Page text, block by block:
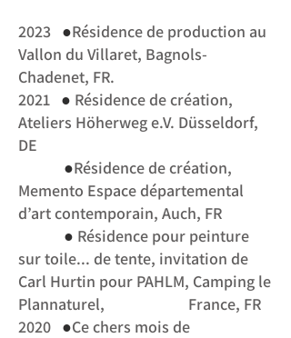
2023 ●Résidence de production au
Vallon du Villaret, Bagnols-
Chadenet, FR.
2021 ● Résidence de création,
Ateliers Höherweg e.V. Düsseldorf,
DE
●Résidence de création,
Memento Espace départemental
d’art contemporain, Auch, FR
● Résidence pour peinture
sur toile... de tente, invitation de
Carl Hurtin pour PAHLM, Camping le
Plannaturel, France, FR
2020 ●Ce chers mois de